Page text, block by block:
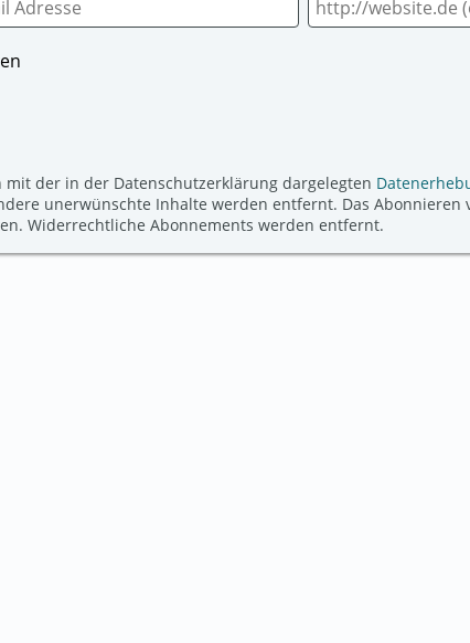
der in der Datenschutzerklärung dargelegten
unerwünschte Inhalte werden entfernt. Das Abonnieren
Widerrechtliche Abonnements werden entfernt.